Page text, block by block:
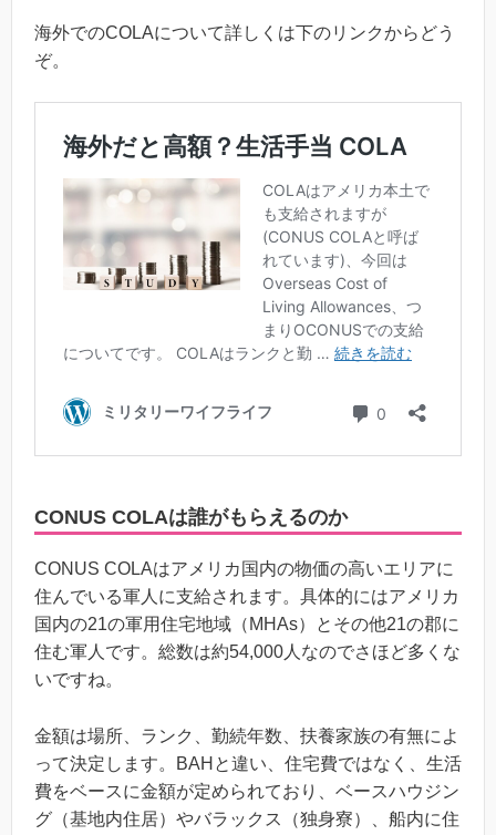
海外でのCOLAについて詳しくは下のリンクからどう
ぞ。
CONUS COLAは誰がもらえるのか
CONUS COLAはアメリカ国内の物価の高いエリアに
住んでいる軍人に支給されます。具体的にはアメリカ
国内の21の軍用住宅地域（MHAs）とその他21の郡に
住む軍人です。総数は約54,000人なのでさほど多くな
いですね。
金額は場所、ランク、勤続年数、扶養家族の有無によ
って決定します。BAHと違い、住宅費ではなく、生活
費をベースに金額が定められており、ベースハウジン
グ（基地内住居）やバラックス（独身寮）、船内に住